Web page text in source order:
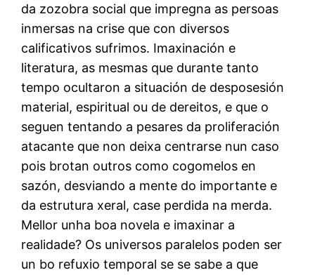
da zozobra social que impregna as persoas
inmersas na crise que con diversos
calificativos sufrimos. Imaxinación e
literatura, as mesmas que durante tanto
tempo ocultaron a situación de desposesión
material, espiritual ou de dereitos, e que o
seguen tentando a pesares da proliferación
atacante que non deixa centrarse nun caso
pois brotan outros como cogomelos en
sazón, desviando a mente do importante e
da estrutura xeral, case perdida na merda.
Mellor unha boa novela e imaxinar a
realidade? Os universos paralelos poden ser
un bo refuxio temporal se se sabe a que